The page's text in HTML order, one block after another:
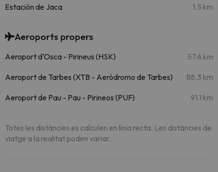
Estación de Jaca 1.5 km
Aeroports propers
Aeroport d'Osca - Pirineus (HSK) 57.4 km
Aeroport de Tarbes (XTB - Aeródromo de Tarbes) 88.3 km
Aeroport de Pau - Pau - Pirineos (PUF) 91.1 km
Totes les distàncies es calculen en línia recta. Les distàncies de
viatge a la realitat poden variar.